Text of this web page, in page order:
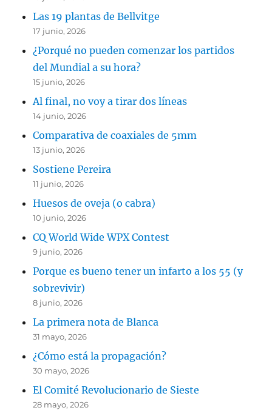
Las 19 plantas de Bellvitge
17 junio, 2026
¿Porqué no pueden comenzar los partidos
del Mundial a su hora?
15 junio, 2026
Al final, no voy a tirar dos líneas
14 junio, 2026
Comparativa de coaxiales de 5mm
13 junio, 2026
Sostiene Pereira
11 junio, 2026
Huesos de oveja (o cabra)
10 junio, 2026
CQ World Wide WPX Contest
9 junio, 2026
Porque es bueno tener un infarto a los 55 (y
sobrevivir)
8 junio, 2026
La primera nota de Blanca
31 mayo, 2026
¿Cómo está la propagación?
30 mayo, 2026
El Comité Revolucionario de Sieste
28 mayo, 2026